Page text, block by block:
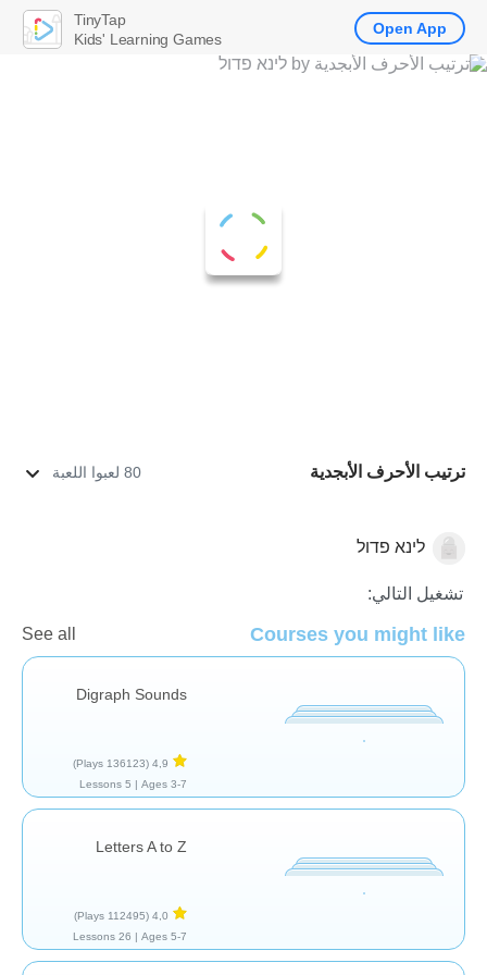
ترتيب الأحرف الأبجدية 80 لعبوا اللعبة
الأصوات والحروف
לינא פדול
تشغيل التالي:
Courses you might like
See all
Digraph Sounds
4,9
(136123 Plays)
Ages 3-7 |
5 Lessons
Letters A to Z
4,0
(112495 Plays)
Ages 5-7 |
26 Lessons
TinyTap
Kids' Learning Games
Open App